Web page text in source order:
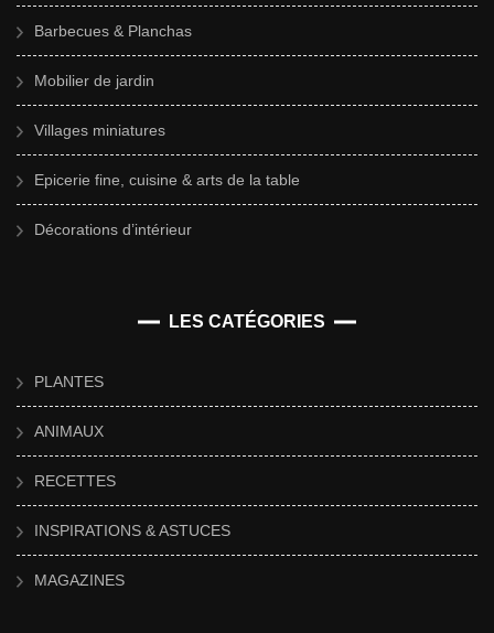
Barbecues & Planchas
Mobilier de jardin
Villages miniatures
Epicerie fine, cuisine & arts de la table
Décorations d’intérieur
LES CATÉGORIES
PLANTES
ANIMAUX
RECETTES
INSPIRATIONS & ASTUCES
MAGAZINES